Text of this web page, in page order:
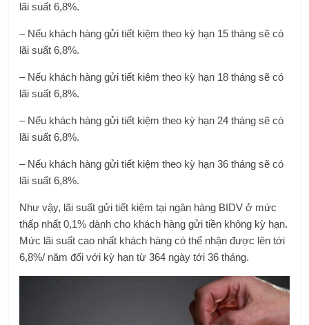
lãi suất 6,8%.
– Nếu khách hàng gửi tiết kiệm theo kỳ hạn 15 tháng sẽ có
lãi suất 6,8%.
– Nếu khách hàng gửi tiết kiệm theo kỳ hạn 18 tháng sẽ có
lãi suất 6,8%.
– Nếu khách hàng gửi tiết kiệm theo kỳ hạn 24 tháng sẽ có
lãi suất 6,8%.
– Nếu khách hàng gửi tiết kiệm theo kỳ hạn 36 tháng sẽ có
lãi suất 6,8%.
Như vậy, lãi suất gửi tiết kiệm tại ngân hàng BIDV ở mức
thấp nhất 0,1% dành cho khách hàng gửi tiền không kỳ hạn.
Mức lãi suất cao nhất khách hàng có thể nhận được lên tới
6,8%/ năm đối với kỳ hạn từ 364 ngày tới 36 tháng.